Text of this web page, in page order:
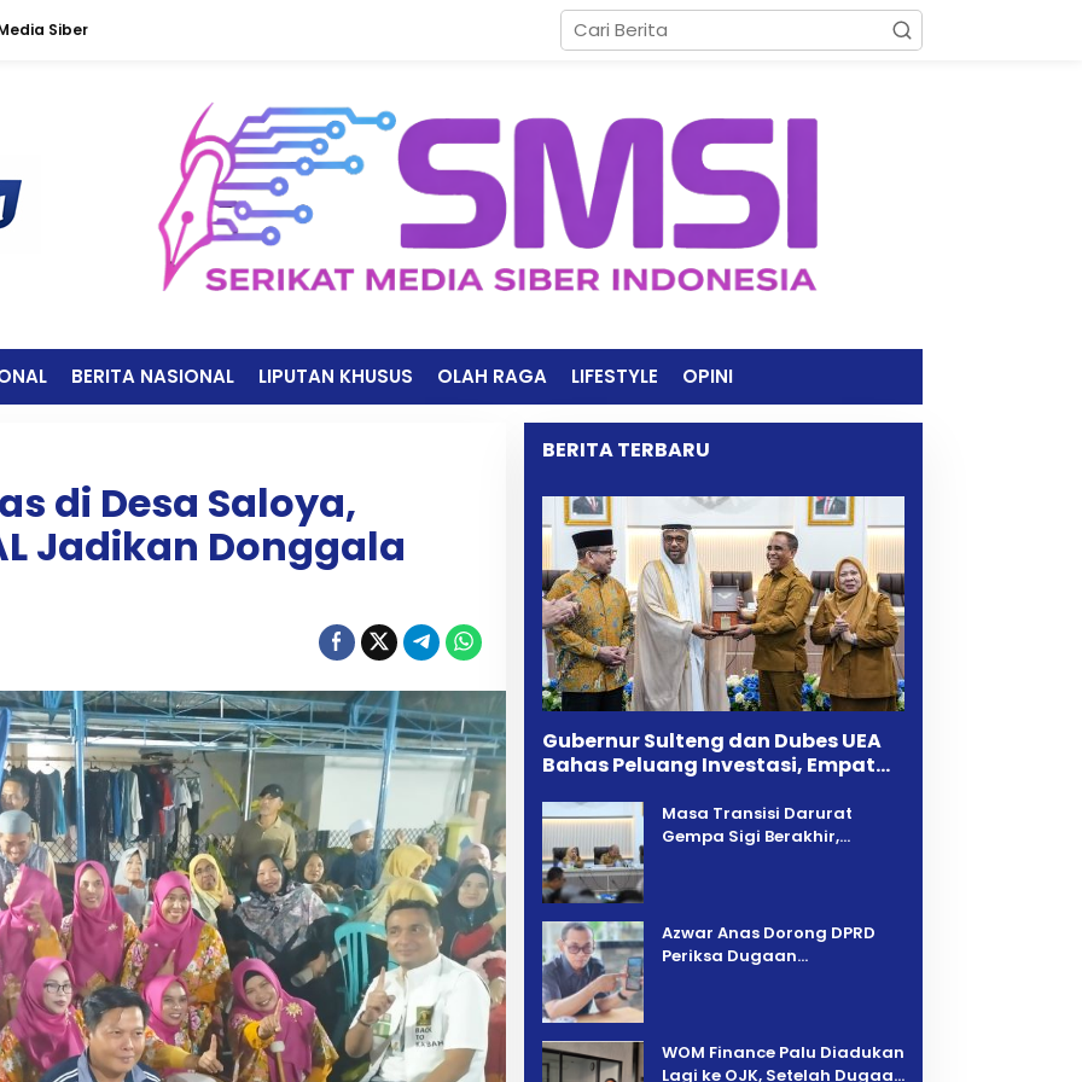
Siber
BERITA NASIONAL LIPUTAN KHUSUS OLAH RAGA LIFESTYLE OPINI
di Desa Saloya,
Jadikan Donggala
BERITA TERBARU
Gubernur Sulteng dan Dubes UEA
Bahas Peluang Investasi, Empat
Masa Transisi Darurat
Gempa Sigi Berakhir,
Azwar Anas Dorong DPRD
Periksa Dugaan
‎WOM Finance Palu Diadukan
Lagi ke OJK, Setelah Dugaan